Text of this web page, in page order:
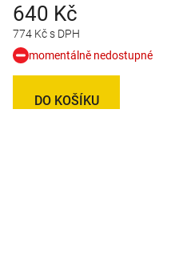
774 Kč s DPH
640 Kč
momentálně nedostupné
DO KOŠÍKU